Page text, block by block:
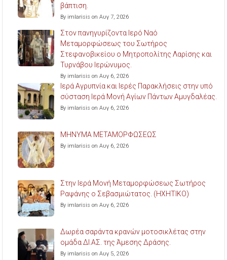
βάπτιση.
By imlarisis on Αυγ 7, 2026
Στον πανηγυρίζοντα Ιερό Ναό
Μεταμορφώσεως του Σωτήρος
Στεφανοβικείου ο Μητροπολίτης Λαρίσης και
Τυρνάβου Ιερώνυμος.
By imlarisis on Αυγ 6, 2026
Ιερά Αγρυπνία και Ιερές Παρακλήσεις στην υπό
σύσταση Ιερά Μονή Αγίων Πάντων Αμυγδαλέας.
By imlarisis on Αυγ 6, 2026
ΜΗΝΥΜΑ ΜΕΤΑΜΟΡΦΩΣΕΩΣ
By imlarisis on Αυγ 6, 2026
Στην Ιερά Μονή Μεταμορφώσεως Σωτήρος
Ραψάνης ο Σεβασμιώτατος. (ΗΧΗΤΙΚΟ)
By imlarisis on Αυγ 6, 2026
Δωρέα σαράντα κρανών μοτοσικλέτας στην
ομάδα ΔΙ.ΑΣ. της Άμεσης Δράσης.
By imlarisis on Αυγ 5, 2026